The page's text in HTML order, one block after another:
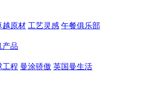
越原材 工艺灵感 午餐俱乐部
产品
工程 曼涂骄傲 英国曼生活